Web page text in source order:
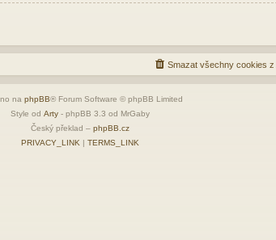
Smazat všechny cookies z
na phpBB® Forum Software © phpBB Limited
Style od Arty - phpBB 3.3 od MrGaby
Český překlad – phpBB.cz
PRIVACY_LINK | TERMS_LINK